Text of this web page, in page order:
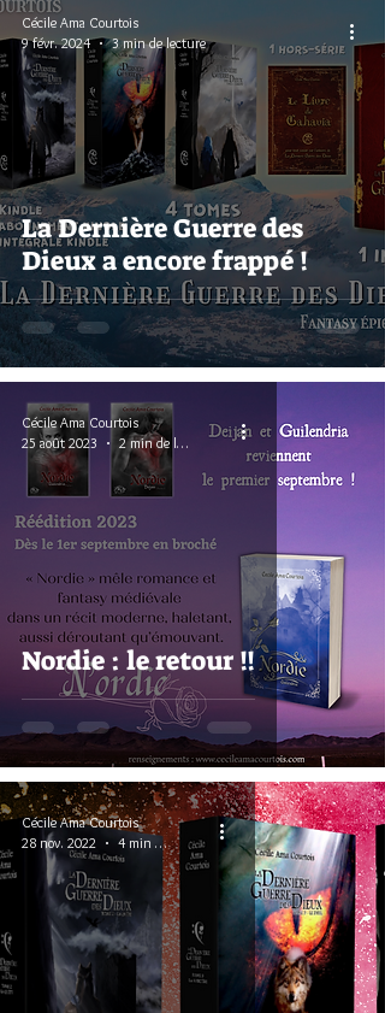
La Dernière Guerre des
Dieux a encore frappé !
Cécile Ama Courtois
9 févr. 2024
3 min de lecture
Nordie : le retour !!
Cécile Ama Courtois
25 août 2023
2 min de lecture
Cécile Ama Courtois
28 nov. 2022
4 min de lecture